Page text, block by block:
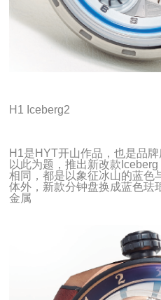
H1 Iceberg2
H1是HYT开山作品，也是品
以此为题，推出新改款
相同，都是以象征冰山的蓝色
体外，新款分钟盘换成蓝色珐
金属